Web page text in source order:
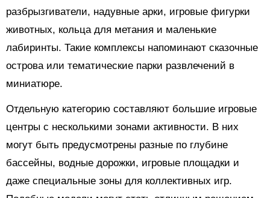
разбрызгиватели, надувные арки, игровые фигурки
животных, кольца для метания и маленькие
лабиринты. Такие комплексы напоминают сказочные
острова или тематические парки развлечений в
миниатюре.
Отдельную категорию составляют большие игровые
центры с несколькими зонами активности. В них
могут быть предусмотрены разные по глубине
бассейны, водные дорожки, игровые площадки и
даже специальные зоны для коллективных игр.